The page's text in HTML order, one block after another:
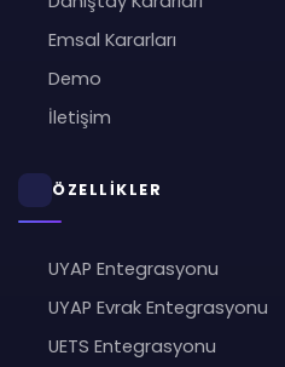
Emsal Kararları
Demo
İletişim
ÖZELLİKLER
UYAP Entegrasyonu
UYAP Evrak Entegrasyonu
UETS Entegrasyonu